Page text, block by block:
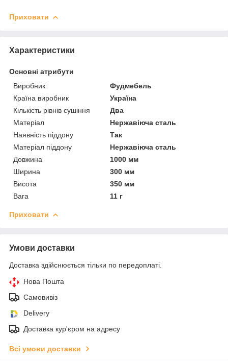
Приховати
Характеристики
Основні атрибути
Виробник
Фудмебель
Країна виробник
Україна
Кількість рівнів сушіння
Два
Матеріал
Нержавіюча сталь
Наявність піддону
Так
Матеріал піддону
Нержавіюча сталь
Довжина
1000 мм
Ширина
300 мм
Висота
350 мм
Вага
11 г
Приховати
Умови доставки
Доставка здійснюється тільки по передоплаті.
Нова Пошта
Самовивіз
Delivery
Доставка кур'єром на адресу
Всі умови доставки